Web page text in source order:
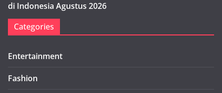
di Indonesia Agustus 2026
Categories
Entertainment
Fashion